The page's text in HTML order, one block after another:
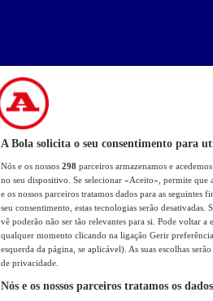
A Bola solicita o seu consentimento para
Nós e os nossos 298 parceiros armazenamos e
no seu dispositivo. Se selecionar «Aceito», permite que
e os nossos parceiros tratamos dados para as
seu consentimento, estas tecnologias serão
vê poderão não ser tão relevantes para si. Pode voltar a
qualquer momento clicando na ligação Gerir
esquerda da página, se aplicável). As suas escolhas
de privacidade.
Nós e os nossos parceiros tratamos os